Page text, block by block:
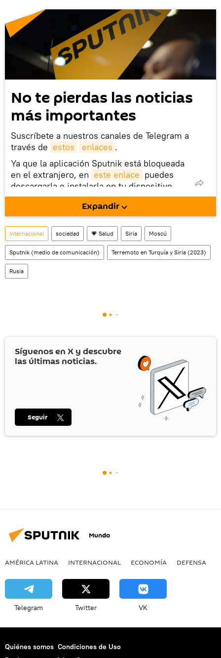
No te pierdas las noticias
más importantes
Suscríbete a nuestros canales de Telegram a
través de estos enlaces .
Ya que la aplicación Sputnik está bloqueada
en el extranjero, en este enlace puedes
descargarla e instalarla en tu dispositivo
móvil (¡solo para Android!).
También tenemos una cuenta en la red
social rusa VK .
Expandir
Internacional sociedad 💗 Salud Siria Moscú
Sputnik (medio de comunicación) Terremoto en Turquía y Siria (2023)
Rusia
Síguenos en X y descubre
las últimas noticias.
Seguir
Mundo
AMÉRICA LATINA INTERNACIONAL ECONOMÍA DEFENSA
Telegram Twitter VK
Quiénes somos Condiciones de Uso